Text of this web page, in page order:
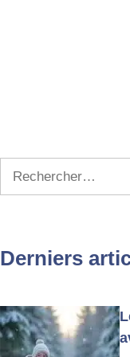
Derniers